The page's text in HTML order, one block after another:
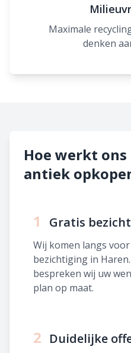
Maximale
denken
Hoe werkt
antiek
1 Gratis
Wij komen langs
bezichtiging in
bespreken wij uw
plan op maat.
2 Duidelijke